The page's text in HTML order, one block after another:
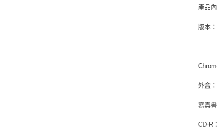
產品
版本
外盒
寫真
CD-R